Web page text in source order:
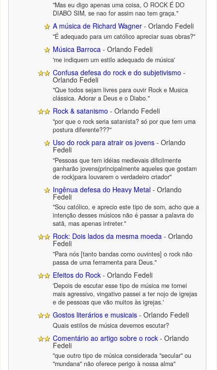
"Mas eu digo apenas uma coisa, O ROCK É DO
DIABO SIM, se nao for assim nao tem graça."
A música de Richard Wagner - Orlando Fedeli
"É adequado para um católico apreciar suas obras?"
Música Barroca - Orlando Fedeli
'me indiquem um estilo adequado de música'
Confusa defesa do rock e do subjetivismo -
Orlando Fedeli
"Que todos sejam livres para ouvir Rock e Musica
clássica. Adorar a Deus e o Diabo."
Rock & satanismo - Orlando Fedeli
"por que o rock seria satanista? só por que tem uma
postura diferente???"
Uso do rock para atrair os jovens - Orlando
Fedeli
"Pessoas que tem idéias medievais dificilmente
ganharão jovens(principalmente aqueles que gostam
de rock)para louvarem o verdadeiro criador"
Ingênua defesa do Heavy Metal - Orlando
Fedeli
"Sou católico, e aprecio este tipo de som, acho que a
intenção desses músicos não é passar a palavra do
satã, mas apenas intreter."
Rock: Dois lados da mesma moeda - Orlando
Fedeli
"Para nós [tanto bandas como ouvintes] o rock não
passa de uma ferramenta para Deus."
Efeitos do Rock - Orlando Fedeli
'Depois de escutar esse tipo de música me tornei
mais agressivo, vingativo passei a ter nojo de igrejas
e de pessoas que vão muitos às igrejas.'
Gostos literários e musicais - Orlando Fedeli
Quais estilos de música devemos escutar?
Comentário ao artigo sobre o rock - Orlando
Fedeli
"que outro tipo de música considerada "secular" ou
"mundana" não oferece perigo à nossa alma"